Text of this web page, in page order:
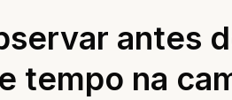
antes
tempo na